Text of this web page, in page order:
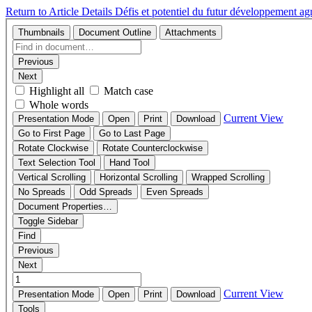
Return to Article Details Défis et potentiel du futur développement